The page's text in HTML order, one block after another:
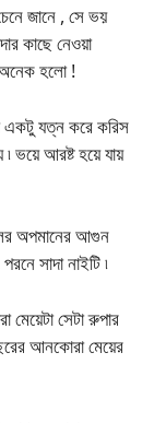
জানে , সে ভয়
কাছে নেওয়া
হলো !
একটু যত্ন করে করিস
ভয়ে আরষ্ট হয়ে যায়
অপমানের আগুন
সাদা নাইটি ৷
সেটা রুপার
আনকোরা মেয়ের